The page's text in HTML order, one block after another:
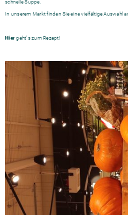
schnelle Suppe.
In unserem Markt finden Sie eine vielfältige Auswahl
Hier geht´s zum Rezept!